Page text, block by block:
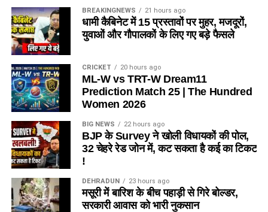
BREAKINGNEWS 21 hours ago
धामी कैबिनेट में 15 प्रस्तावों पर मुहर, मजदूरों,
युवाओं और गौपालकों के लिए गए बड़े फैसले
CRICKET 20 hours ago
ML-W vs TRT-W Dream11
Prediction Match 25 | The Hundred
Women 2026
BIG NEWS 22 hours ago
BJP के Survey ने खोली विधायकों की पोल,
32 चेहरे रेड जोन में, कट सकता है कई का टिकट
!
DEHRADUN 23 hours ago
मसूरी में बारिश के बीच पहाड़ी से गिरे बोल्डर,
सरकारी आवास को भारी नुकसान